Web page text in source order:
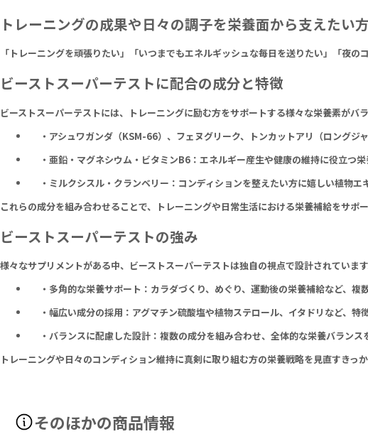
トレーニングの成果や日々の調子を栄養面から支えたい
「トレーニングを頑張りたい」「いつまでもエネルギッシュな毎日を送りたい」「夜
ビーストスーパーテストに配合の成分と特徴
ビーストスーパーテストには、トレーニングに励む方をサポートする様々な栄養素がバ
アシュワガンダ（KSM-66）、フェヌグリーク、トンカットアリ（ロング
亜鉛・マグネシウム・ビタミンB6：エネルギー産生や健康の維持に役立つ栄
ミルクシスル・クランベリー：コンディションを整えたい方に嬉しい植物エ
これらの成分を組み合わせることで、トレーニングや日常生活における栄養補給をサポー
ビーストスーパーテストの強み
様々なサプリメントがある中、ビーストスーパーテストは独自の視点で設計されています
多角的な栄養サポート：カラダづくり、めぐり、運動後の栄養補給など、複
幅広い成分の採用：アグマチン硫酸塩や植物ステロール、イタドリなど、特
バランスに配慮した設計：複数の成分を組み合わせ、全体的な栄養バランス
トレーニングや日々のコンディション維持に真剣に取り組む方の栄養戦略を見直すき
そのほかの商品情報